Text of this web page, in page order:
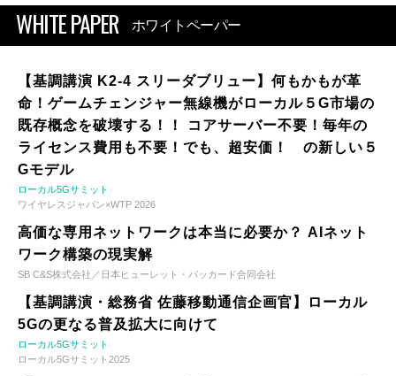
WHITE PAPER ホワイトペーパー
【基調講演 K2-4 スリーダブリュー】何もかもが革
命！ゲームチェンジャー無線機がローカル５G市場の
既存概念を破壊する！！ コアサーバー不要！毎年の
ライセンス費用も不要！でも、超安価！ の新しい５
Gモデル
ローカル5Gサミット
ワイヤレスジャパン×WTP 2026
高価な専用ネットワークは本当に必要か？ AIネット
ワーク構築の現実解
SB C&S株式会社／日本ヒューレット・パッカード合同会社
【基調講演・総務省 佐藤移動通信企画官】ローカル
5Gの更なる普及拡大に向けて
ローカル5Gサミット
ローカル5Gサミット2025